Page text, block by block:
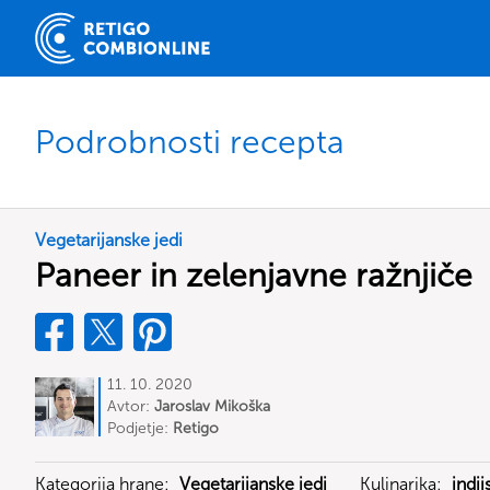
Podrobnosti recepta
Vegetarijanske jedi
Paneer in zelenjavne ražnjiče
11. 10. 2020
Avtor: Jaroslav Mikoška
Podjetje: Retigo
Kategorija hrane: Vegetarijanske jedi Kulinarika: